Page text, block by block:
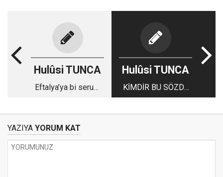
Hulûsi TUNCA
Eftalya’ya bi serum
Hulûsi TUNCA
KİMDİR BU SÖZDE
ANKARA
YAZIYA YORUM KAT